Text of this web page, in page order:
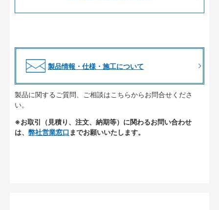
製品情報・仕様・施工について
製品に関するご質問、ご相談はこちらからお問合せくださ
い。
※お取引（見積り、注文、納期等）に関わるお問い合わせ
は、 弊社営業窓口 までお願いいたします。